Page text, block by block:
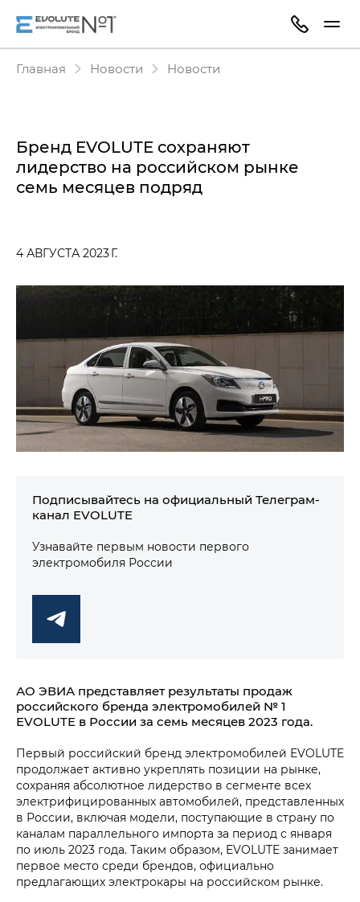
Главная Новости Новости
Бренд EVOLUTE сохраняют
лидерство на российском рынке
семь месяцев подряд
4 АВГУСТА 2023 Г.
Подписывайтесь на официальный Телеграм-
канал EVOLUTE
Узнавайте первым новости первого
электромобиля России
АО ЭВИА представляет результаты продаж
российского бренда электромобилей № 1
EVOLUTE в России за семь месяцев 2023 года.
Первый российский бренд электромобилей EVOLUTE
продолжает активно укреплять позиции на рынке,
сохраняя абсолютное лидерство в сегменте всех
электрифицированных автомобилей, представленных
в России, включая модели, поступающие в страну по
каналам параллельного импорта за период с января
по июль 2023 года. Таким образом, EVOLUTE занимает
первое место среди брендов, официально
предлагающих электрокары на российском рынке.